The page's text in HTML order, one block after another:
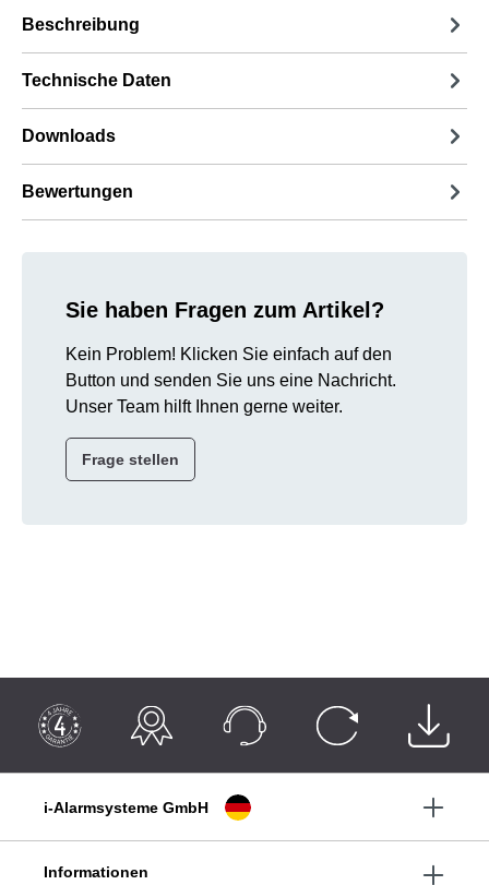
Beschreibung
Technische Daten
Downloads
Bewertungen
Sie haben Fragen zum Artikel?
Kein Problem! Klicken Sie einfach auf den
Button und senden Sie uns eine Nachricht.
Unser Team hilft Ihnen gerne weiter.
Frage stellen
i-Alarmsysteme GmbH
Informationen